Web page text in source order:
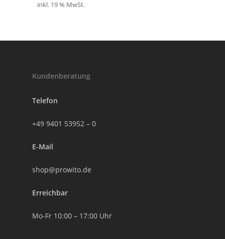
inkl. 19 % MwSt.
Kundenberatung
Telefon
+49 9401 53952 – 0
E-Mail
shop@prowito.de
Erreichbar
Mo-Fr 10:00 – 17:00 Uhr